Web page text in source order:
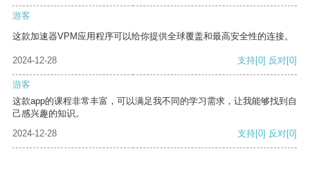
游客
这款加速器VPM应用程序可以给你提供全球覆盖和最高安全性的连接。
2024-12-28 支持[0] 反对[0]
游客
这款app的课程非常丰富，可以满足我不同的学习需求，让我能够找到自
己感兴趣的知识。
2024-12-28
支持[0] 反对[0]